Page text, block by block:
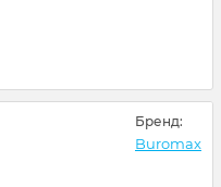
Бренд:
Buromax